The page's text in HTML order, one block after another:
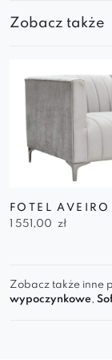
Zobacz także
FOTEL AVEIRO
1 551,00
zł
Zobacz także inne
wypoczynkowe,